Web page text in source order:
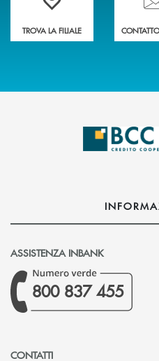
TROVA LA FILIALE
ASSISTENZA INBANK
800 837 455
CONTATTI